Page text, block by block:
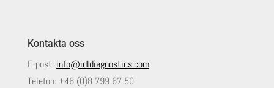
Kontakta oss
E-post: info@idldiagnostics.com
Telefon:+46 (0)8 799 67 50